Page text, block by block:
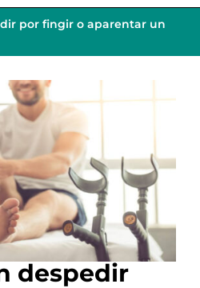
por fingir o aparentar un
despedir